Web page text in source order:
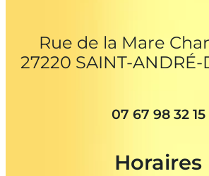
Rue de la Mare
27220 SAINT-ANDRÉ-
07 67 98 32 15
Horaires